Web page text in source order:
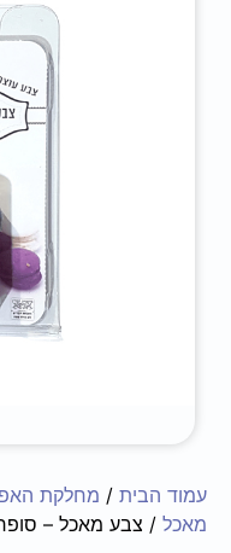
₪
עמוד הבית / מחלקת
מאכל / צבע מאכל –